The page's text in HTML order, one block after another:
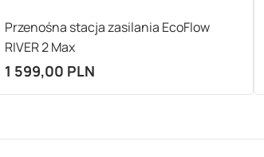
Przenośna stacja zasilania EcoFlow
RIVER 2 Max
1 599,00 PLN